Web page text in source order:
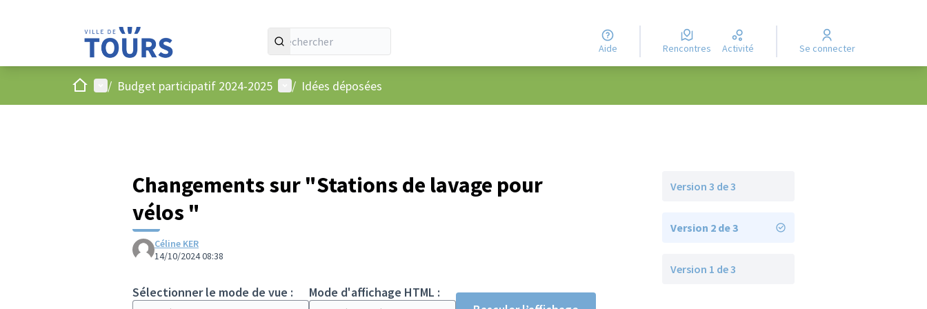
Aide Rencontres Activité Se connecter
AccueilMenu principal
/ Budget participatif 2024-2025 Menu utilisateur
/ Idées déposées
Changements sur "Stations de lavage pour
vélos "
Céline KER
14/10/2024 08:38
Sélectionner le mode de vue :
Mode d'affichage HTML :
Version 3 de 3
Version 2 de 3
Version 1 de 3